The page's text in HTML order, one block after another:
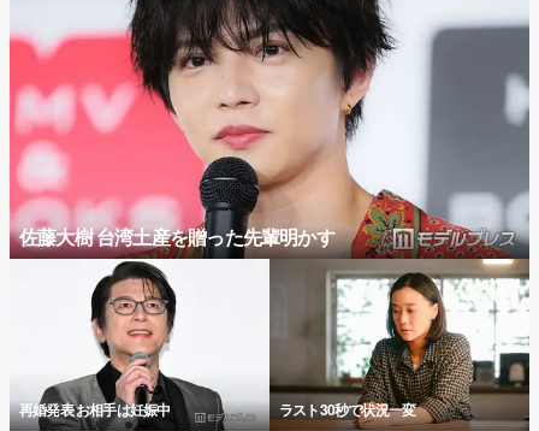
佐藤大樹 台湾土産を贈った先輩明かす
再婚発表 お相手は妊娠中 ラスト30秒で状況一変